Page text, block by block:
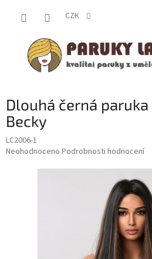
CZK
Dlouhá černá
Becky
LC2006-1
Průměrné
Neohodnoceno Podrobnosti hodnocení